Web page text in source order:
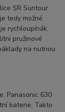
SR Suntour
tedy možné
rychloupínák.
pružinové
na nutnou
Panasonic 630
baterie. Takto